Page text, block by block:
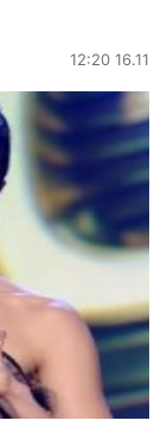
12:20 16.11